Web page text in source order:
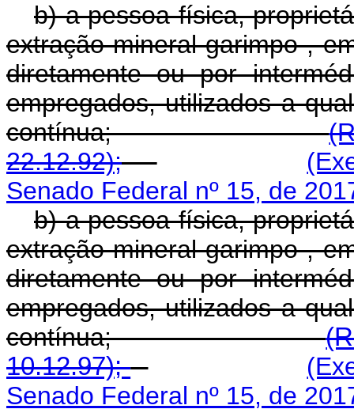
b) a pessoa física,
extração mineral garimpo ,
diretamente ou por
empregados, utilizados a
contínua;
22.12.92);
Senado Federal nº 15, de
b) a pessoa física,
extração mineral garimpo ,
diretamente ou por
empregados, utilizados a
contínua;
10.12.97);
Senado Federal nº 15, de